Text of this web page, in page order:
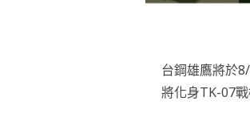
台鋼雄鷹將於
將化身TK-07